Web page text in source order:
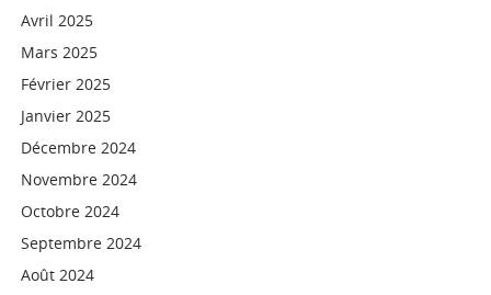
Avril 2025
Mars 2025
Février 2025
Janvier 2025
Décembre 2024
Novembre 2024
Octobre 2024
Septembre 2024
Août 2024